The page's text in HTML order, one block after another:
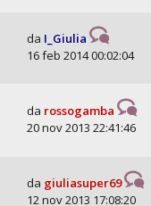
da I_Giulia
16 feb 2014 00:02:04
da rossogamba
20 nov 2013 22:41:46
da giuliasuper69
12 nov 2013 17:08:20